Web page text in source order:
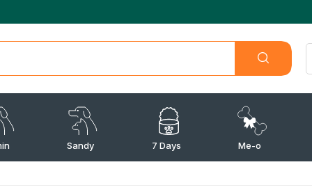
Sandy 7 Days Me-o